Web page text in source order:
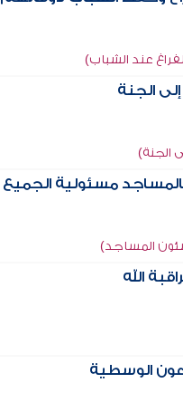
عند الشباب)
إلى الجنة
الجنة)
مسئولية الجميع
المساجد)
الله
الوسطية